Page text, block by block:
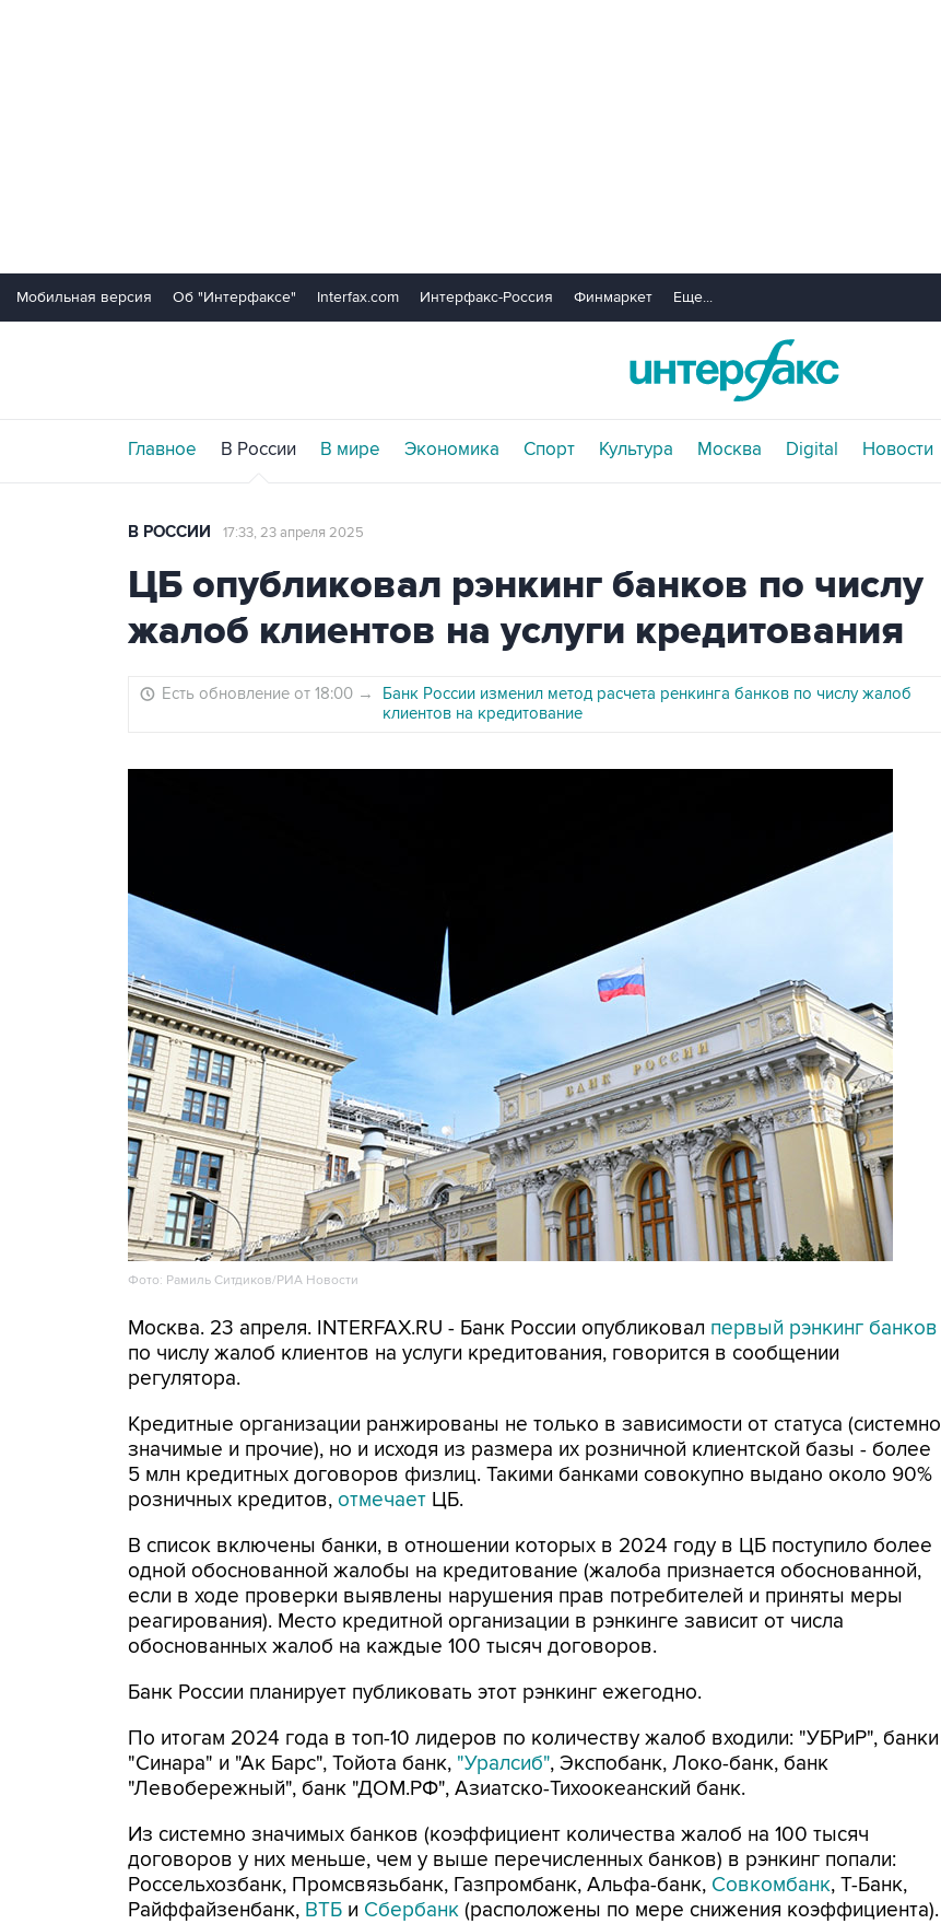
Мобильная версия Об "Интерфаксе" Interfax.com Интерфакс-Россия Финмаркет Еще...
Главное В России В мире Экономика Спорт Культура Москва Digital Новости
В РОССИИ 17:33, 23 апреля 2025
ЦБ опубликовал рэнкинг банков по числу
жалоб клиентов на услуги кредитования
Есть обновление от 18:00 →
Банк России изменил метод расчета ренкинга банков по числу жалоб
клиентов на кредитование
Фото: Рамиль Ситдиков/РИА Новости
Москва. 23 апреля. INTERFAX.RU - Банк России опубликовал первый рэнкинг банков
по числу жалоб клиентов на услуги кредитования, говорится в сообщении
регулятора.
Кредитные организации ранжированы не только в зависимости от статуса (системно
значимые и прочие), но и исходя из размера их розничной клиентской базы - более
5 млн кредитных договоров физлиц. Такими банками совокупно выдано около 90%
розничных кредитов, отмечает ЦБ.
В список включены банки, в отношении которых в 2024 году в ЦБ поступило более
одной обоснованной жалобы на кредитование (жалоба признается обоснованной,
если в ходе проверки выявлены нарушения прав потребителей и приняты меры
реагирования). Место кредитной организации в рэнкинге зависит от числа
обоснованных жалоб на каждые 100 тысяч договоров.
Банк России планирует публиковать этот рэнкинг ежегодно.
По итогам 2024 года в топ-10 лидеров по количеству жалоб входили: "УБРиР", банки
"Синара" и "Ак Барс", Тойота банк, "Уралсиб", Экспобанк, Локо-банк, банк
"Левобережный", банк "ДОМ.РФ", Азиатско-Тихоокеанский банк.
Из системно значимых банков (коэффициент количества жалоб на 100 тысяч
договоров у них меньше, чем у выше перечисленных банков) в рэнкинг попали:
Россельхозбанк, Промсвязьбанк, Газпромбанк, Альфа-банк, Совкомбанк, Т-Банк,
Райффайзенбанк, ВТБ и Сбербанк (расположены по мере снижения коэффициента).